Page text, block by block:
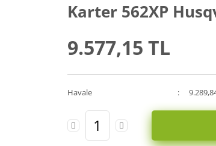
Karter 562XP
9.577,15 TL
Havale